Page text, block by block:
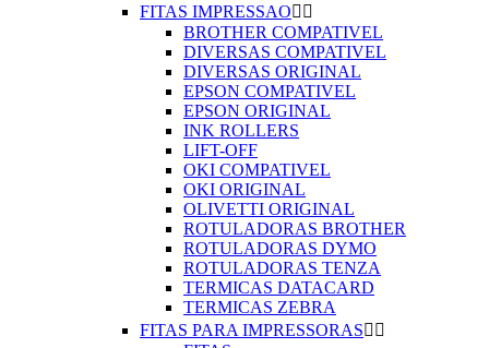
FITAS IMPRESSAO 
BROTHER COMPATIVEL
DIVERSAS COMPATIVEL
DIVERSAS ORIGINAL
EPSON COMPATIVEL
EPSON ORIGINAL
INK ROLLERS
LIFT-OFF
OKI COMPATIVEL
OKI ORIGINAL
OLIVETTI ORIGINAL
ROTULADORAS BROTHER
ROTULADORAS DYMO
ROTULADORAS TENZA
TERMICAS DATACARD
TERMICAS ZEBRA
FITAS PARA IMPRESSORAS 